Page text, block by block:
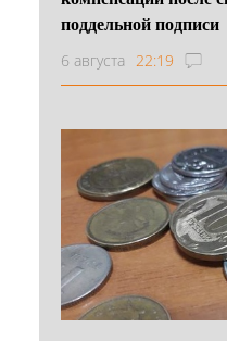
поддельной подписи
6 августа 22:19